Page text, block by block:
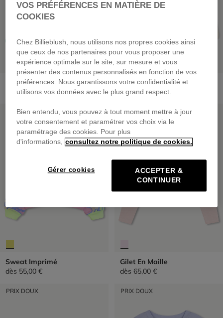
Sweat En Molleton
dès55,00 €
Gilet En Maille
dès69,00 €
PRIX DOUX
Sweat Imprimé
dès 55,00 €
PRIX DOUX
Gilet En Maille
dès 65,00 €
PRIX DOUX PRIX DOUX
VOS PRÉFÉRENCES EN MATIÈRE DE
COOKIES
Chez Billieblush, nous utilisons nos propres cookies ainsi
que ceux de nos partenaires pour vous proposer une
expérience optimale sur le site, sur mesure et vous
présenter des contenus personnalisés en fonction de vos
préférences. Nous garantissons votre confidentialité et
utilisons vos données avec le plus grand respect.
Bien entendu, vous pouvez à tout moment mettre à jour
votre consentement et paramétrer vos choix via le
paramétrage des cookies. Pour plus
d'informations, consultez notre politique de cookies.
Gérer cookies
ACCEPTER &
CONTINUER